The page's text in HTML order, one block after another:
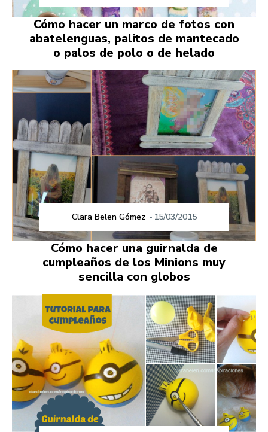
Cómo hacer un marco de fotos con
abatelenguas, palitos de mantecado
o palos de polo o de helado
Clara Belen Gómez - 15/03/2015
Cómo hacer una guirnalda de
cumpleaños de los Minions muy
sencilla con globos